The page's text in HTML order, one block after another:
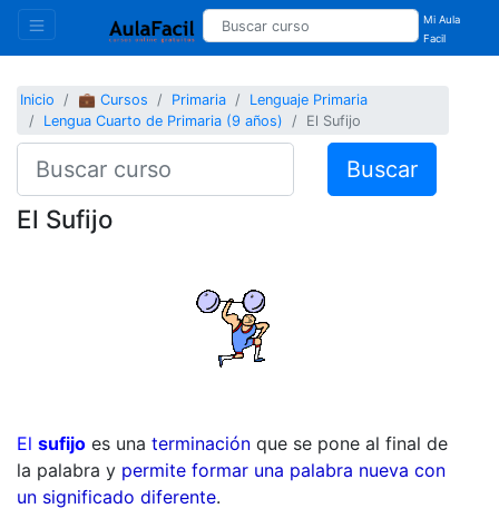
Mi Aula
Facil
Inicio 💼 Cursos Primaria
Lenguaje Primaria
Lengua Cuarto de Primaria (9 años)
El Sufijo
Buscar
El Sufijo
El sufijo es una terminación que se pone al final de
la palabra y permite formar una palabra nueva con
un significado diferente.